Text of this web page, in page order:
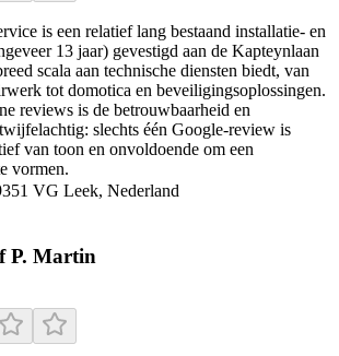
is een relatief lang bestaand installatie‑ en
13 jaar) gevestigd aan de Kapteynlaan
scala aan technische diensten biedt, van
tot domotica en beveiligingsoplossingen.
reviews is de betrouwbaarheid en
slechts één Google‑review is
van toon en onvoldoende om een
vormen.
VG Leek, Nederland
P. Martin